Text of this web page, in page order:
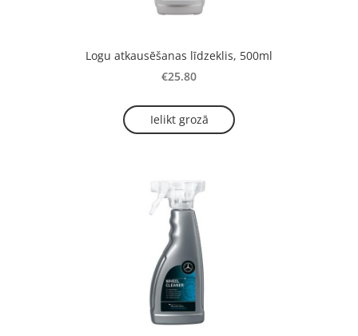
Logu atkausēšanas līdzeklis, 500ml
€25.80
Ielikt grozā